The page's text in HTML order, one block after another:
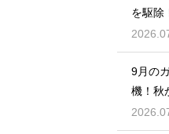
を駆除
9月の
機！秋